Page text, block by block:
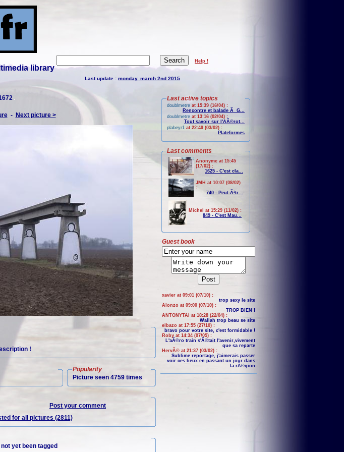
library
Help !
Last update : monday, march 2nd 2015
- Next picture >
!
Popularity
Picture seen 4759 times
Post your comment
for all pictures (2811)
yet been tagged
Last active topics
doublmetre at 15:39 (16/04) :
Rencontre et balade Ã G...
doublmetre at 13:16 (02/04) :
Tout savoir sur l'AÃ©rot...
plabeyr1 at 22:49 (03/02) :
Plateformes
Last comments
Anonyme at 15:45
(17/02) :
1625 - C'est cla...
JMH at 10:07 (08/02)
:
740 - Peut-Ãªtr...
Michel at 15:29 (11/02) :
849 - C'est Mau...
Guest book
xavier at 09:01 (07/10) :
trop sexy le site
Alonzo at 09:00 (07/10) :
TROP BIEN !
ANTONYTAI at 18:28 (22/04) :
Wallah trop beau se site
elbazo at 17:55 (27/10) :
bravo pour votre site, c'est formidable !
Roby at 14:34 (07/05) :
L'aÃ©ro train s'Ã©tait l'avenir,vivement
que sa reparte
HervÃ© at 21:37 (03/02) :
Sublime reportage, j'aimerais passer
voir ces lieux en passant un jour dans
la rÃ©gion